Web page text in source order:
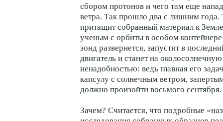
сбором протонов и чего там еще
ветра. Так прошло два с лишним года.
притащит собранный материал к
ученым с орбиты в особом
зонд развернется, запустит в
двигатель и станет на
ненадобностью: ведь главная его
капсулу с солнечным ветром,
должно произойти восьмого сентября.
Зачем? Считается, что подробные